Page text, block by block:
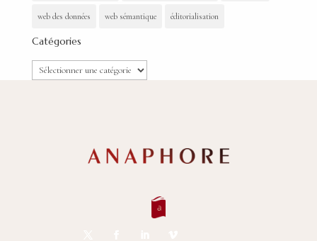
web des données web sémantique éditorialisation
Catégories
Catégories